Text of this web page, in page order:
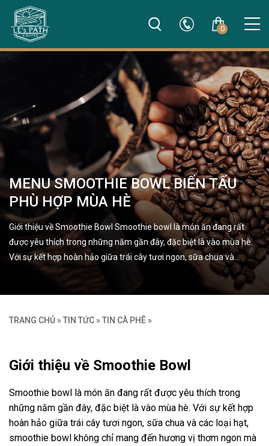
0
MENU SMOOTHIE BOWL BIẾN TẤU
PHÙ HỢP MÙA HÈ
Giới thiệu về Smoothie Bowl Smoothie bowl là món ăn đang rất
được yêu thích trong những năm gần đây, đặc biệt là vào mùa hè.
Với sự kết hợp hoàn hảo giữa trái cây tươi ngon, sữa chua và…
TRANG CHỦ » TIN TỨC » TIN CÀ PHÊ »
Giới thiệu về Smoothie Bowl
Smoothie bowl là món ăn đang rất được yêu thích trong
những năm gần đây, đặc biệt là vào mùa hè. Với sự kết hợp
hoàn hảo giữa trái cây tươi ngon, sữa chua và các loại hạt,
smoothie bowl không chỉ mang đến hương vị thơm ngon mà